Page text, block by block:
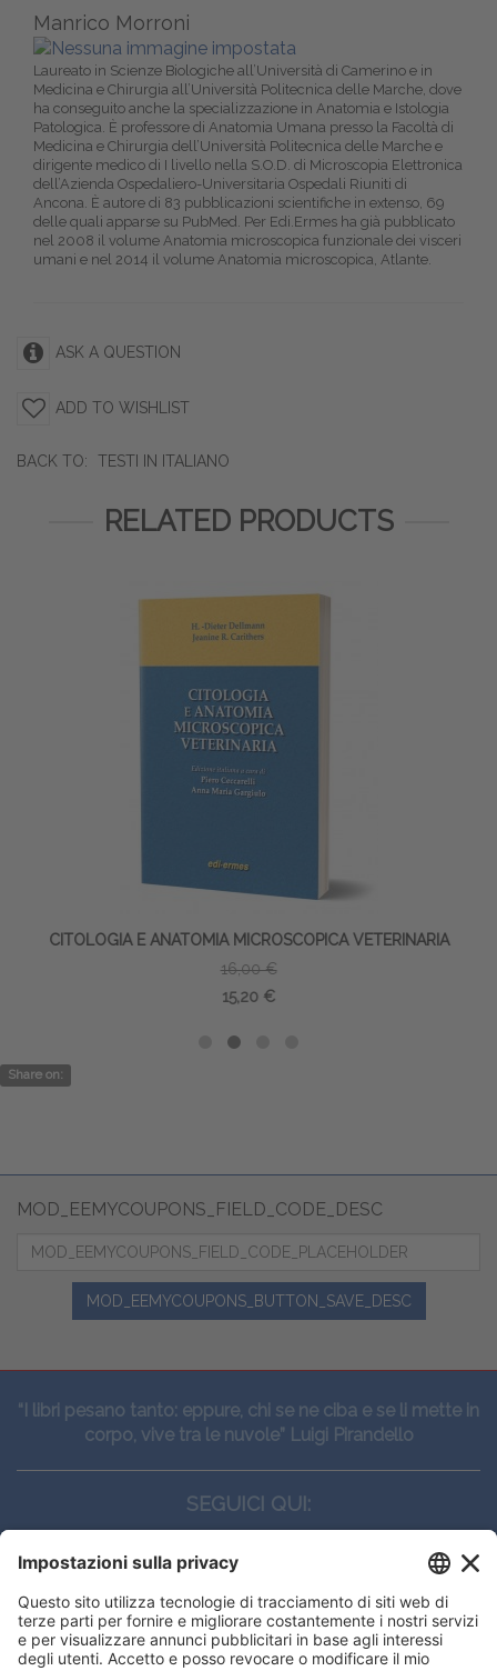
Manrico Morroni
Laureato in Scienze Biologiche all’Università di Camerino e in
Medicina e Chirurgia all’Università Politecnica delle Marche, dove
ha conseguito anche la specializzazione in Anatomia e Istologia
Patologica. È professore di Anatomia Umana presso la Facoltà di
Medicina e Chirurgia dell’Università Politecnica delle Marche e
dirigente medico di I livello nella S.O.D. di Microscopia Elettronica
dell’Azienda Ospedaliero-Universitaria Ospedali Riuniti di
Ancona. È autore di 83 pubblicazioni scientifiche in extenso, 69
delle quali apparse su PubMed. Per Edi.Ermes ha già pubblicato
nel 2008 il volume Anatomia microscopica funzionale dei visceri
umani e nel 2014 il volume Anatomia microscopica, Atlante.
ASK A QUESTION
ADD TO WISHLIST
BACK TO: TESTI IN ITALIANO
RELATED PRODUCTS
CITOLOGIA E ANATOMIA MICROSCOPICA VETERINARIA
16,00 €
15,20 €
Share on:
MOD_EEMYCOUPONS_FIELD_CODE_DESC
MOD_EEMYCOUPONS_BUTTON_SAVE_DESC
“I libri pesano tanto: eppure, chi se ne ciba e se li mette in
corpo, vive tra le nuvole” Luigi Pirandello
SEGUICI QUI:
CONTATTI
Edi.Ermes srl